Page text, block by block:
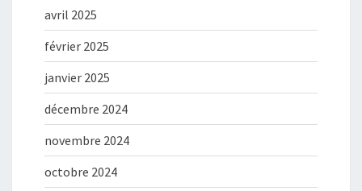
avril 2025
février 2025
janvier 2025
décembre 2024
novembre 2024
octobre 2024